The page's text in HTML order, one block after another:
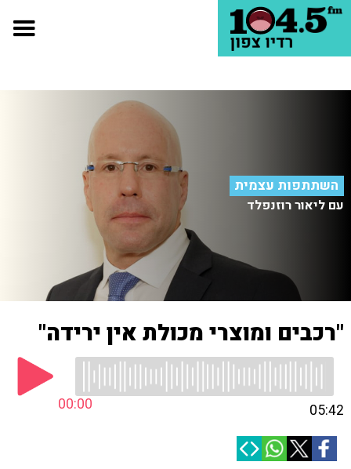
השתתפות עצמית
עם ליאור רוזנפלד
"רכבים ומוצרי מכולת אין ירידה"
00:00 05:42